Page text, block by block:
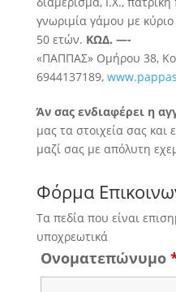
γνωριμία γάμου με
50 ετών. ΚΩΔ. —-
«ΠΑΠΠΑΣ» Ομήρου 38,
6944137189,
Άν σας ενδιαφέρει η
μας τα στοιχεία σας και
μαζί σας με απόλυτη
Φόρμα
Τα πεδία που είναι
υποχρεωτικά
Ονοματεπώνυμο